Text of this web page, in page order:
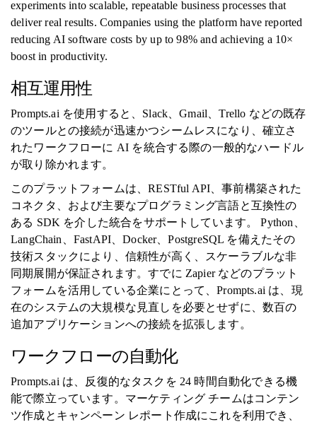
experiments into scalable, repeatable business processes that
deliver real results. Companies using the platform have reported
reducing AI software costs by up to 98% and achieving a 10×
boost in productivity.
相互運用性
Prompts.ai を使用すると、Slack、Gmail、Trello などの既存
のツールとの接続が迅速かつシームレスになり、確立さ
れたワークフローに AI を統合する際の一般的なハードル
が取り除かれます。
このプラットフォームは、RESTful API、事前構築された
コネクタ、および主要なプログラミング言語と互換性の
ある SDK を介した統合をサポートしています。 Python、
LangChain、FastAPI、Docker、PostgreSQL を備えたその
技術スタックにより、信頼性が高く、スケーラブルな非
同期展開が保証されます。すでに Zapier などのプラット
フォームを活用している企業にとって、Prompts.ai は、現
在のシステムの大規模な見直しを必要とせずに、数百の
追加アプリケーションへの接続を拡張します。
ワークフローの自動化
Prompts.ai は、反復的なタスクを 24 時間自動化できる機
能で際立っています。マーケティング チームはコンテン
ツ作成とキャンペーン レポート作成にこれを利用でき、